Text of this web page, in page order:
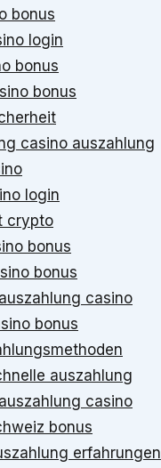
bonus
login
bonus
bonus
casino auszahlung
login
crypto
bonus
bonus
casino
bonus
auszahlung
casino
bonus
erfahrungen